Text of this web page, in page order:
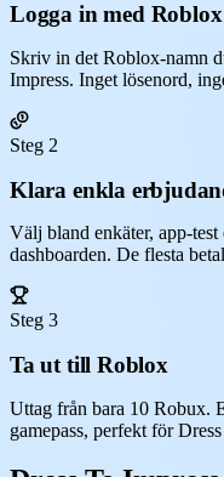
Logga in med Roblox
Skriv in det Roblox-namn
Impress. Inget lösenord,
Steg 2
Klara enkla
Välj bland enkäter, app-
dashboarden. De flesta
Steg 3
Ta ut till Roblox
Uttag från bara 10 Robux.
gamepass, perfekt för